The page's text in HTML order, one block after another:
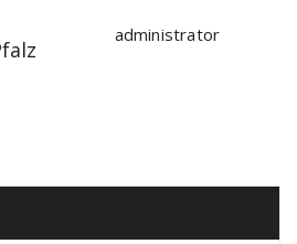
administrator